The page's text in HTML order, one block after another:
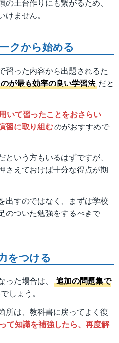
土台作りにも繋がるため、
ません。
クから始める
習った内容から出題されるた
が最も効率の良い学習法 だと
いて習ったことをおさらい
習に取り組むのがおすすめで
いう方もいるはずですが、
さえておけば十分な得点が期
出すのではなく、まずは学校
のついた勉強をするべきで
をつける
た場合は、
追加の問題集で
しょう。
所は、教科書に戻ってよく復
て知識を補強したら、再度解